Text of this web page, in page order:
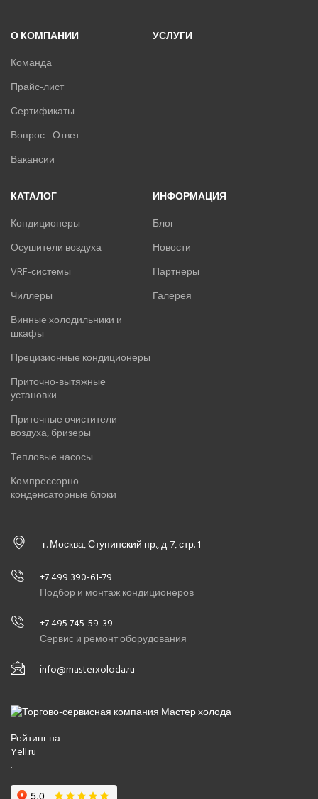
О КОМПАНИИ
Команда
Прайс-лист
Сертификаты
Вопрос - Ответ
Вакансии
УСЛУГИ
КАТАЛОГ
Кондиционеры
Осушители воздуха
VRF-системы
Чиллеры
Винные холодильники и
шкафы
Прецизионные кондиционеры
Приточно-вытяжные
установки
Приточные очистители
воздуха, бризеры
Тепловые насосы
Компрессорно-
конденсаторные блоки
ИНФОРМАЦИЯ
Блог
Новости
Партнеры
Галерея
г. Москва, Ступинский пр., д. 7, стр. 1
+7 499 390-61-79
Подбор и монтаж кондиционеров
+7 495 745-59-39
Сервис и ремонт оборудования
info@masterxoloda.ru
Рейтинг на
Yell.ru
.